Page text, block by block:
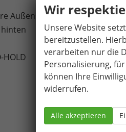
Außenspiegel
Wir
Unsere Website
bereitzustellen.
verarbeiten nur die
Personalisierung,
können Ihre
widerrufen.
Alle akzeptieren